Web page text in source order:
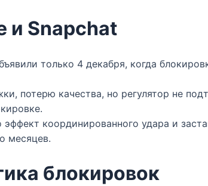
и Snapchat
только 4 декабря, когда
потерю качества, но регулятор не
координированного удара и
месяцев.​
блокировок